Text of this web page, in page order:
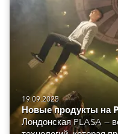
19.09.2025
Новые продукты на
Лондонская PLASA —